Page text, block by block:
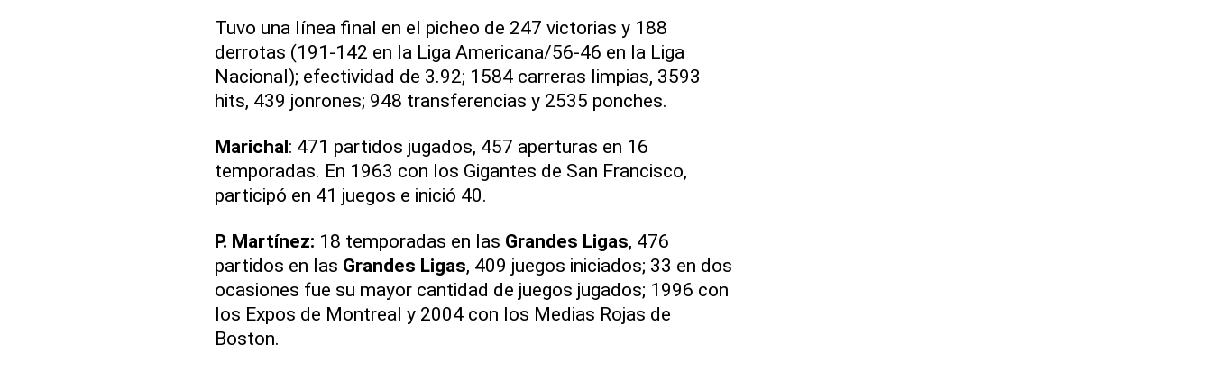
Tuvo una línea final en el picheo de 247 victorias y 188
derrotas (191-142 en la Liga Americana/56-46 en la Liga
Nacional); efectividad de 3.92; 1584 carreras limpias, 3593
hits, 439 jonrones; 948 transferencias y 2535 ponches.
Marichal: 471 partidos jugados, 457 aperturas en 16
temporadas. En 1963 con los Gigantes de San Francisco,
participó en 41 juegos e inició 40.
P. Martínez: 18 temporadas en las Grandes Ligas, 476
partidos en las Grandes Ligas, 409 juegos iniciados; 33 en dos
ocasiones fue su mayor cantidad de juegos jugados; 1996 con
los Expos de Montreal y 2004 con los Medias Rojas de
Boston.